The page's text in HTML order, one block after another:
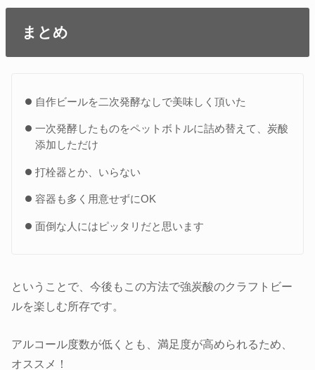
まとめ
自作ビールを二次発酵なしで美味しく頂いた
一次発酵したものをペットボトルに詰め替えて、炭酸
添加しただけ
打栓器とか、いらない
容器も多く用意せずにOK
面倒な人にはピッタリだと思います
ということで、今後もこの方法で強炭酸のクラフトビー
ルを楽しむ所存です。
アルコール度数が低くとも、満足度が高められるため、
オススメ！